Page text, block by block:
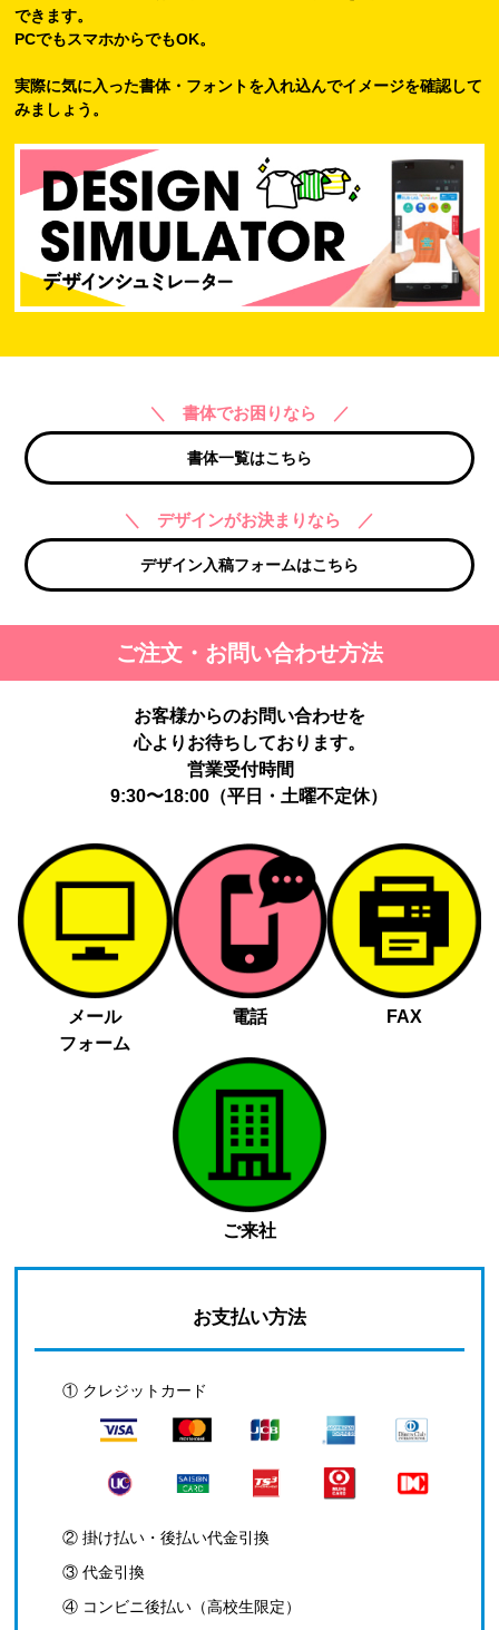
できます。
PCでもスマホからでもOK。
実際に気に入った書体・フォントを入れ込んでイメージを確認して
みましょう。
＼ 書体でお困りなら ／
書体一覧はこちら
＼ デザインがお決まりなら ／
デザイン入稿フォームはこちら
ご注文・お問い合わせ方法
お客様からのお問い合わせを
心よりお待ちしております。
営業受付時間
9:30〜18:00（平日・土曜不定休）
メール
フォーム
電話 FAX
ご来社
お支払い方法
① クレジットカード
② 掛け払い・後払い代金引換
③ 代金引換
④ コンビニ後払い（高校生限定）